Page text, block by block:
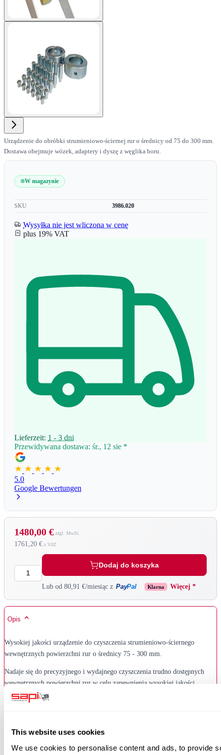
This website uses cookies
We use cookies to personalise content and ads, to provide
Urządzenie do obróbki strumieniowo-ściernej rur o średnicy od 75 do 300 mm.
Dostawa obejmuje wózek, adaptery i dyszę z węglika boru.
W magazynie
SKU 3986.020
Wysyłka nie jest wliczona w cenę
plus 19% VAT
Lieferzeit: 1 - 3 dni
Przewidywana dostawa: śr., 12 sie *
5.0
Google Bewertungen
1761,20 €
1480,00 €
Ilość Dodaj do koszyka
Lub od 80,91 €/miesiąc z PayPal Klarna Więcej *
Opis
Wysokiej jakości urządzenie do czyszczenia strumieniowo-ściernego
wewnętrznych powierzchni rur o średnicy 75 - 300 mm.
Nadaje się do precyzyjnego i wydajnego czyszczenia trudno dostępnych
wewnętrznych powierzchni rur w celu zapewnienia wysokiej jakości
powłoki.
dyszy do piaskowania i wkładane do rury.